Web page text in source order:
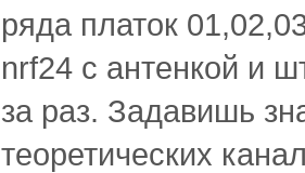
ряда платок
nrf24 с антенкой и
за раз. Задавишь
теоретических